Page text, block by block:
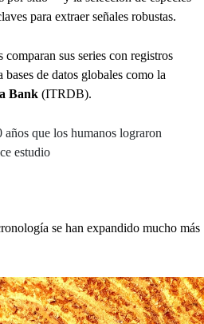
para extraer señales robustas.
sus series con registros
de datos globales como la
Bank (ITRDB).
años que los humanos lograron
estudio
se han expandido mucho más